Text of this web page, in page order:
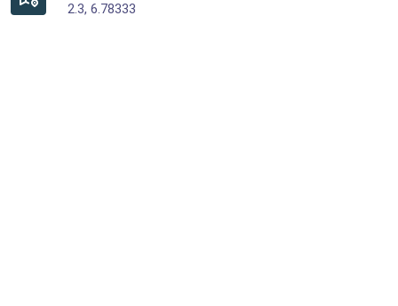
2.3, 6.78333